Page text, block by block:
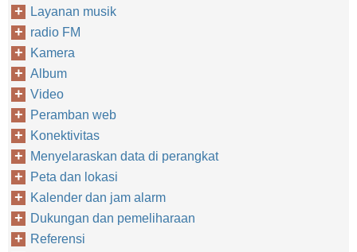
Layanan musik
radio FM
Kamera
Album
Video
Peramban web
Konektivitas
Menyelaraskan data di perangkat
Peta dan lokasi
Kalender dan jam alarm
Dukungan dan pemeliharaan
Referensi